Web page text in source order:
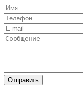
Отправить